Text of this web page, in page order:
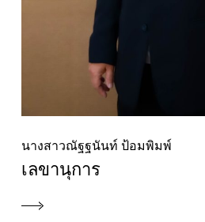
นางสาวณัฐฐนันท์ ป้อมพิมพ์
เลขานุการ